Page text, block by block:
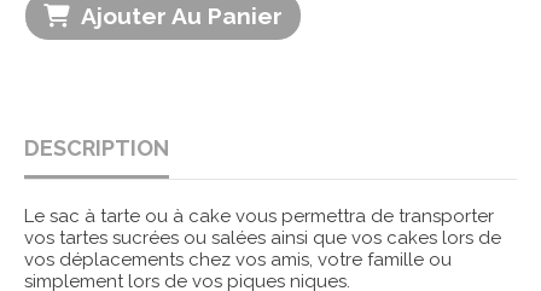
Ajouter Au Panier
DESCRIPTION
Le sac à tarte ou à cake vous permettra de transporter
vos tartes sucrées ou salées ainsi que vos cakes lors de
vos déplacements chez vos amis, votre famille ou
simplement lors de vos piques niques.